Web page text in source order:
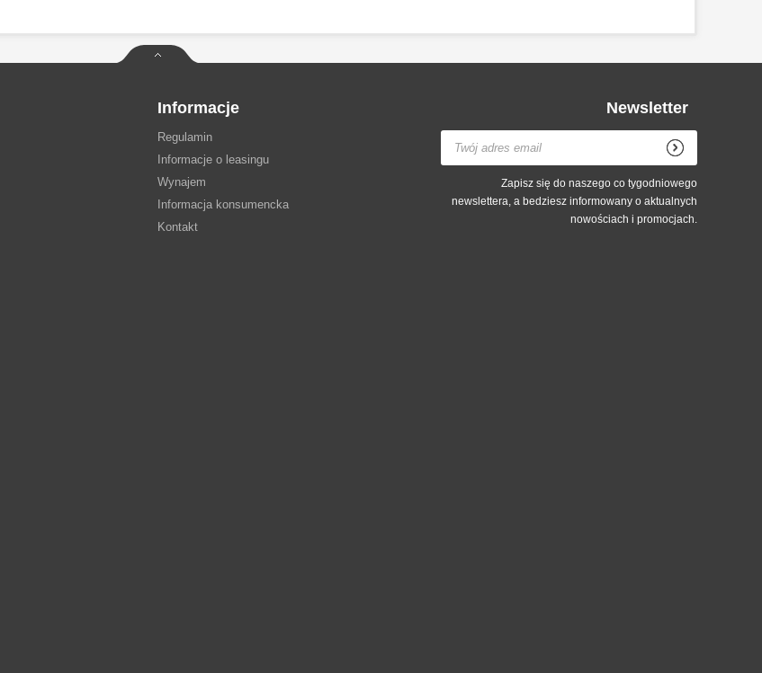
Newsletter
Zapisz się do naszego co tygodniowego
newslettera, a bedziesz informowany o aktualnych
nowościach i promocjach.
Informacje
Regulamin
Informacje o leasingu
Wynajem
Informacja konsumencka
Kontakt